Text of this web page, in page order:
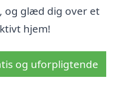
og glæd dig over et
hjem!
og uforpligtende